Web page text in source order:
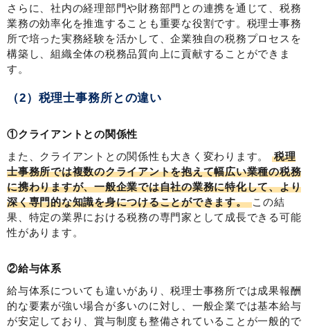
さらに、社内の経理部門や財務部門との連携を通じて、税務
業務の効率化を推進することも重要な役割です。税理士事務
所で培った実務経験を活かして、企業独自の税務プロセスを
構築し、組織全体の税務品質向上に貢献することができま
す。
（2）税理士事務所との違い
①クライアントとの関係性
また、クライアントとの関係性も大きく変わります。
税理
士事務所では複数のクライアントを抱えて幅広い業種の税務
に携わりますが、一般企業では自社の業務に特化して、より
深く専門的な知識を身につけることができます。 この結
果、特定の業界における税務の専門家として成長できる可能
性があります。
②給与体系
給与体系についても違いがあり、税理士事務所では成果報酬
的な要素が強い場合が多いのに対し、一般企業では基本給与
が安定しており、賞与制度も整備されていることが一般的で